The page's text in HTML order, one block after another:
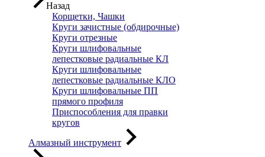
Назад
Корщетки, Чашки
Круги зачистные (обдирочные)
Круги отрезные
Круги шлифовальные
лепестковые радиальные КЛ
Круги шлифовальные
лепестковые радиальные КЛО
Круги шлифовальные ПП
прямого профиля
Приспособления для правки
кругов
Алмазный инструмент